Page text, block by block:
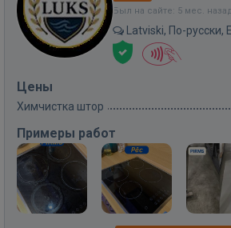
Был на сайте: 5 мес. назад
Latviski, По-русски,
Цены
Химчистка штор
Примеры работ